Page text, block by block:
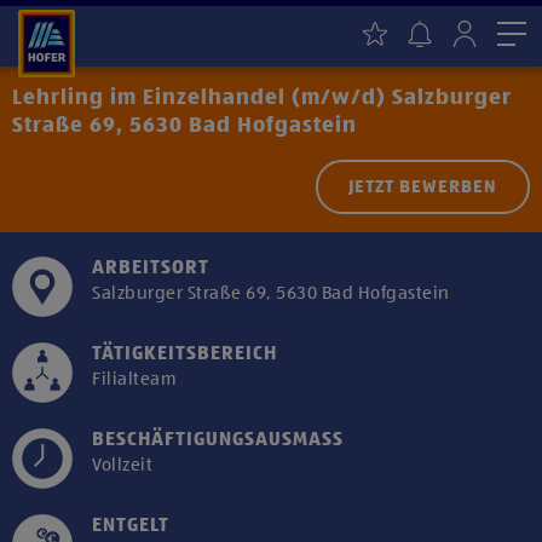
Lehrling im Einzelhandel (m/w/d) Salzburger
Straße 69, 5630 Bad Hofgastein
JETZT BEWERBEN
ARBEITSORT
Salzburger Straße 69, 5630 Bad Hofgastein
TÄTIGKEITSBEREICH
Filialteam
BESCHÄFTIGUNGSAUSMASS
Vollzeit
ENTGELT